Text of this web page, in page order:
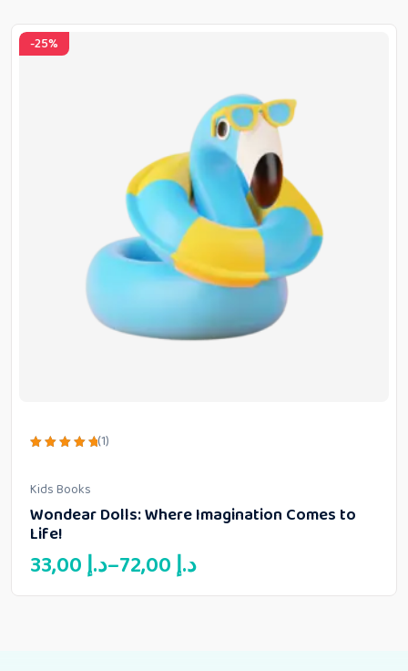
-25%
(1)
Kids Books
Wondear Dolls: Where Imagination Comes to
Life!
33,00د.إ–72,00د.إ Price
range: